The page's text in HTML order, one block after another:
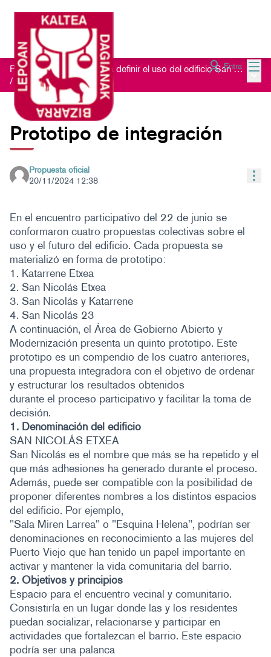
Entra
Proceso de escucha para definir el uso del edificio San Nikolas 23
/ Propuestas colectivas
Prototipo de integración
Propuesta oficial
20/11/2024 12:38
En el encuentro participativo del 22 de junio se
conformaron cuatro propuestas colectivas sobre el
uso y el futuro del edificio. Cada propuesta se
materializó en forma de prototipo:
1. Katarrene Etxea
2. San Nicolás Etxea
3. San Nicolás y Katarrene
4. San Nicolás 23
A continuación, el Área de Gobierno Abierto y
Modernización presenta un quinto prototipo. Este
prototipo es un compendio de los cuatro anteriores,
una propuesta integradora con el objetivo de ordenar
y estructurar los resultados obtenidos
durante el proceso participativo y facilitar la toma de
decisión.
1. Denominación del edificio
SAN NICOLÁS ETXEA
San Nicolás es el nombre que más se ha repetido y el
que más adhesiones ha generado durante el proceso.
Además, puede ser compatible con la posibilidad de
proponer diferentes nombres a los distintos espacios
del edificio. Por ejemplo,
"Sala Miren Larrea" o "Esquina Helena", podrían ser
denominaciones en reconocimiento a las mujeres del
Puerto Viejo que han tenido un papel importante en
activar y mantener la vida comunitaria del barrio.
2. Objetivos y principios
Espacio para el encuentro vecinal y comunitario.
Consistiría en un lugar donde las y los residentes
puedan socializar, relacionarse y participar en
actividades que fortalezcan el barrio. Este espacio
podría ser una palanca